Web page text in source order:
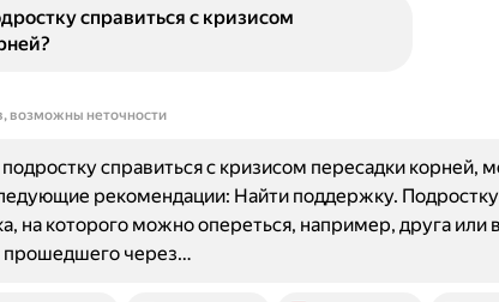
справиться с кризисом
возможны неточности
справиться с кризисом пересадки корней,
рекомендации: Найти поддержку.
на которого можно опереться, например, друга или
прошедшего через…